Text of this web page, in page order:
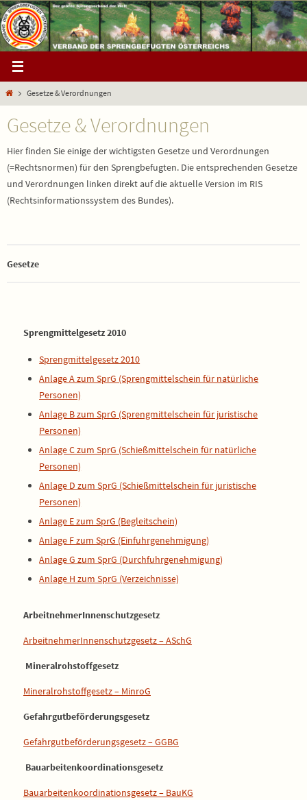
Zum
Inhalt
springen
StartGesetze & Verordnungen
Gesetze & Verordnungen
Hier finden Sie einige der wichtigsten Gesetze und Verordnungen
(=Rechtsnormen) für den Sprengbefugten. Die entsprechenden Gesetze
und Verordnungen linken direkt auf die aktuelle Version im RIS
(Rechtsinformationssystem des Bundes).
Gesetze
Sprengmittelgesetz 2010
Sprengmittelgesetz 2010
Anlage A zum SprG (Sprengmittelschein für natürliche
Personen)
Anlage B zum SprG (Sprengmittelschein für juristische
Personen)
Anlage C zum SprG (Schießmittelschein für natürliche
Personen)
Anlage D zum SprG (Schießmittelschein für juristische
Personen)
Anlage E zum SprG (Begleitschein)
Anlage F zum SprG (Einfuhrgenehmigung)
Anlage G zum SprG (Durchfuhrgenehmigung)
Anlage H zum SprG (Verzeichnisse)
ArbeitnehmerInnenschutzgesetz
ArbeitnehmerInnenschutzgesetz – ASchG
Mineralrohstoffgesetz
Mineralrohstoffgesetz – MinroG
Gefahrgutbeförderungsgesetz
Gefahrgutbeförderungsgesetz – GGBG
Bauarbeitenkoordinationsgesetz
Bauarbeitenkoordinationsgesetz – BauKG